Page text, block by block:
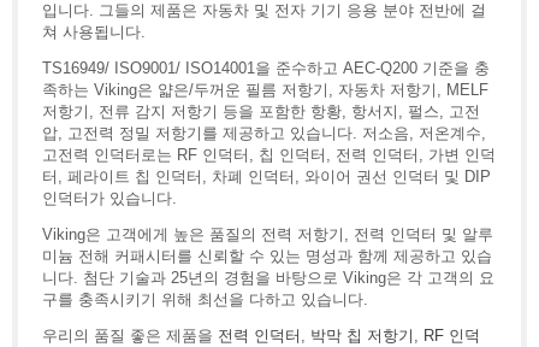
입니다. 그들의 제품은 자동차 및 전자 기기 응용 분야 전반에 걸
쳐 사용됩니다.
TS16949/ ISO9001/ ISO14001을 준수하고 AEC-Q200 기준을 충
족하는 Viking은 얇은/두꺼운 필름 저항기, 자동차 저항기, MELF
저항기, 전류 감지 저항기 등을 포함한 항황, 항서지, 펄스, 고전
압, 고전력 정밀 저항기를 제공하고 있습니다. 저소음, 저온계수,
고전력 인덕터로는 RF 인덕터, 칩 인덕터, 전력 인덕터, 가변 인덕
터, 페라이트 칩 인덕터, 차폐 인덕터, 와이어 권선 인덕터 및 DIP
인덕터가 있습니다.
Viking은 고객에게 높은 품질의 전력 저항기, 전력 인덕터 및 알루
미늄 전해 커패시터를 신뢰할 수 있는 명성과 함께 제공하고 있습
니다. 첨단 기술과 25년의 경험을 바탕으로 Viking은 각 고객의 요
구를 충족시키기 위해 최선을 다하고 있습니다.
우리의 품질 좋은 제품을 전력 인덕터 , 박막 칩 저항기 , RF 인덕